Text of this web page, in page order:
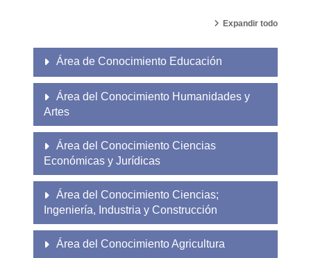
Expandir todo
Área de Conocimiento Educación
Área del Conocimiento Humanidades y
Artes
Área del Conocimiento Ciencias
Económicas y Jurídicas
Área del Conocimiento Ciencias;
Ingeniería, Industria y Construcción
Área del Conocimiento Agricultura